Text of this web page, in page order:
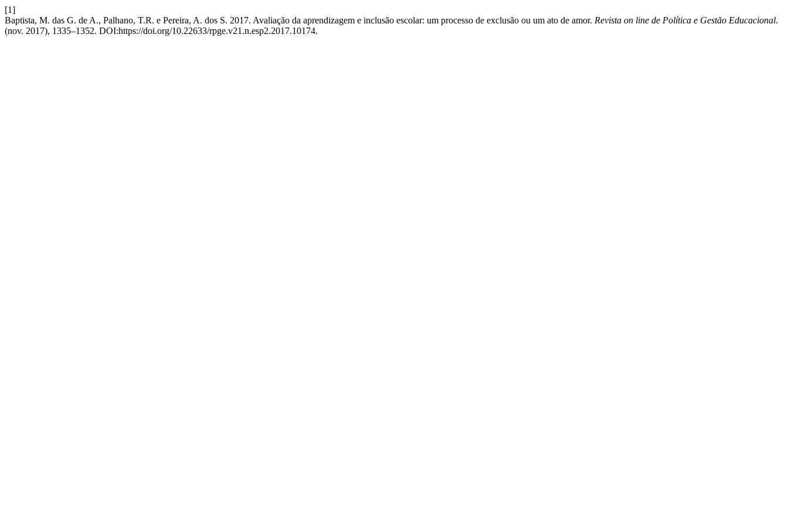
[1]
Baptista, M. das G. de A., Palhano, T.R. e Pereira, A. dos S. 2017. Avaliação da aprendizagem e inclusão escolar: um processo de exclusão ou um ato de amor. Revista on line de Política e Gestão Educacional.
(nov. 2017), 1335–1352. DOI:https://doi.org/10.22633/rpge.v21.n.esp2.2017.10174.